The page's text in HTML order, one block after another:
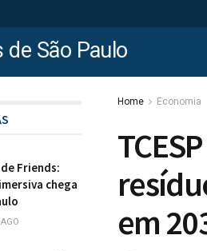
de São Paulo
Home Economia
em
Friends:
chega